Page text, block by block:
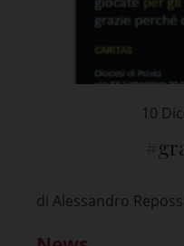
10
di Alessandro Repossi